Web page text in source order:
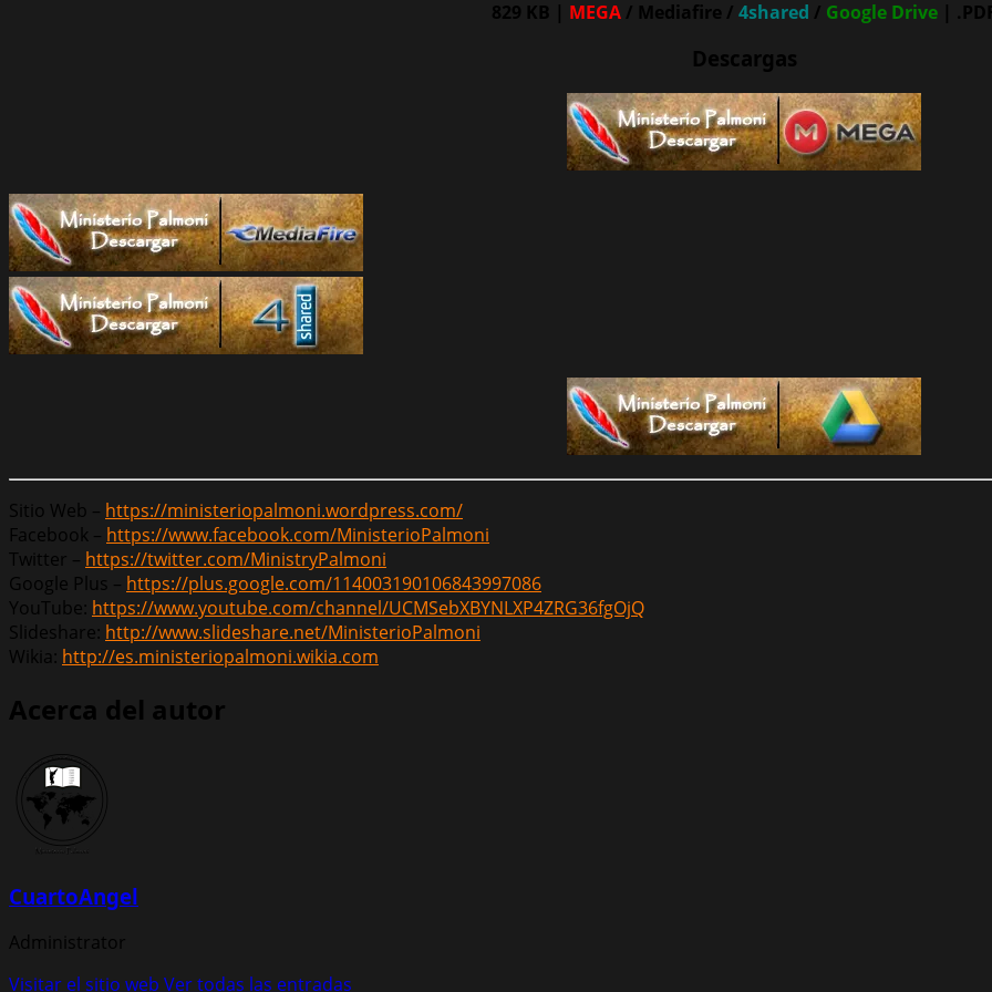
829 KB | MEGA / Mediafire / 4shared / Google Drive |
Descargas
Sitio Web – https://ministeriopalmoni.wordpress.com/
Facebook – https://www.facebook.com/MinisterioPalmoni
Twitter – https://twitter.com/MinistryPalmoni
Google Plus – https://plus.google.com/114003190106843997086
YouTube: https://www.youtube.com/channel/UCMSebXBYNLXP4ZRG36fgOjQ
Slideshare: http://www.slideshare.net/MinisterioPalmoni
Wikia: http://es.ministeriopalmoni.wikia.com
Acerca del autor
CuartoAngel
Administrator
Visitar el sitio web Ver todas las entradas